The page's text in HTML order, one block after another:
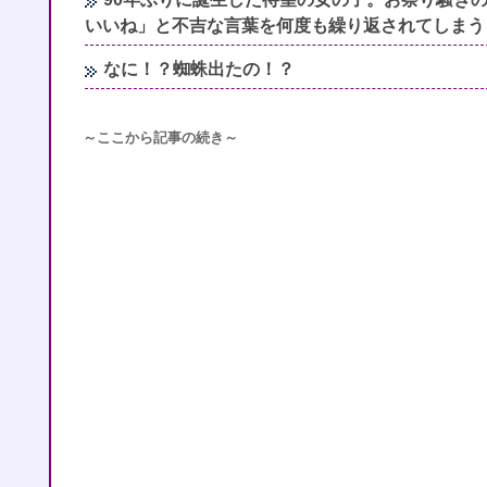
いいね」と不吉な言葉を何度も繰り返されてしま
なに！？蜘蛛出たの！？
～ここから記事の続き～